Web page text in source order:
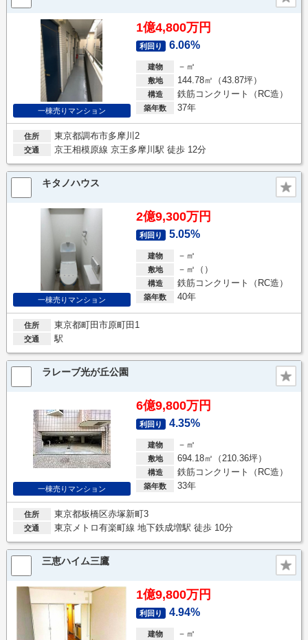
一棟売りマンション
1億4,800万円
利回り 6.06%
建物 －㎡
敷地 144.78㎡（43.87坪）
構造 鉄筋コンクリート（RC造）
築年数 37年
住所 東京都調布市多摩川2
交通 京王相模原線 京王多摩川駅 徒歩 12分
キタノハウス
一棟売りマンション
2億9,300万円
利回り 5.05%
建物 －㎡
敷地 －㎡（）
構造 鉄筋コンクリート（RC造）
築年数 40年
住所 東京都町田市原町田1
交通 駅
ラレーブ光が丘公園
一棟売りマンション
6億9,800万円
利回り 4.35%
建物 －㎡
敷地 694.18㎡（210.36坪）
構造 鉄筋コンクリート（RC造）
築年数 33年
住所 東京都板橋区赤塚新町3
交通 東京メトロ有楽町線 地下鉄成増駅 徒歩 10分
三恵ハイム三鷹
1億9,800万円
利回り 4.94%
建物 －㎡